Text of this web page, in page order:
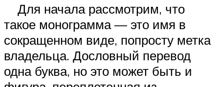
Для начала рассмотрим, что
такое монограмма — это имя в
сокращенном виде, попросту метка
владельца. Дословный перевод
одна буква, но это может быть и